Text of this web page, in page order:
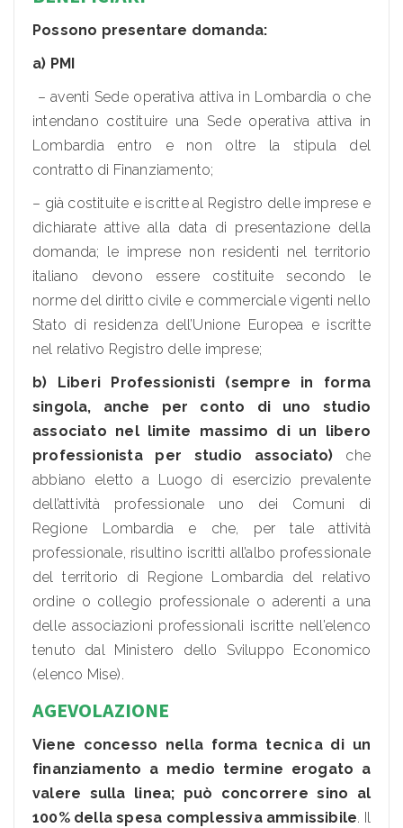
Possono presentare domanda:
a) PMI
– aventi Sede operativa attiva in Lombardia o che
intendano costituire una Sede operativa attiva in
Lombardia entro e non oltre la stipula del
contratto di Finanziamento;
– già costituite e iscritte al Registro delle imprese e
dichiarate attive alla data di presentazione della
domanda; le imprese non residenti nel territorio
italiano devono essere costituite secondo le
norme del diritto civile e commerciale vigenti nello
Stato di residenza dell’Unione Europea e iscritte
nel relativo Registro delle imprese;
b) Liberi Professionisti (sempre in forma
singola, anche per conto di uno studio
associato nel limite massimo di un libero
professionista per studio associato) che
abbiano eletto a Luogo di esercizio prevalente
dell’attività professionale uno dei Comuni di
Regione Lombardia e che, per tale attività
professionale, risultino iscritti all’albo professionale
del territorio di Regione Lombardia del relativo
ordine o collegio professionale o aderenti a una
delle associazioni professionali iscritte nell’elenco
tenuto dal Ministero dello Sviluppo Economico
(elenco Mise).
AGEVOLAZIONE
Viene concesso nella forma tecnica di un
finanziamento a medio termine erogato a
valere sulla linea; può concorrere sino al
100% della spesa complessiva ammissibile. Il